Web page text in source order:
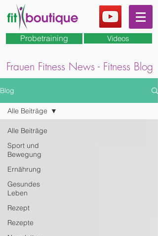
Probetraining Videos
Frauen Fitness News - Fitness Blog
Blog
Alle Beiträge
Sport und
Bewegung
Ernährung
Gesundes
Leben
Rezept
Rezepte
Alle Beiträge